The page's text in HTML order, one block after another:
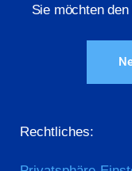
Sie möchten
Rechtliches: